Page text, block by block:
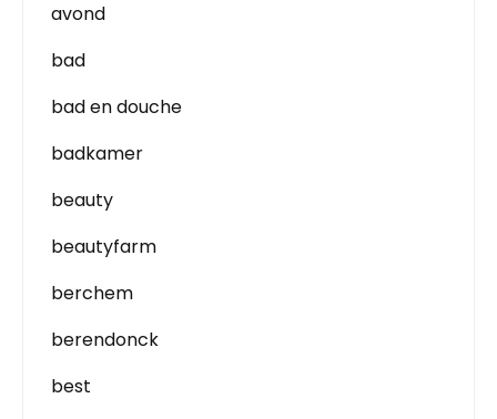
avond
bad
bad en douche
badkamer
beauty
beautyfarm
berchem
berendonck
best